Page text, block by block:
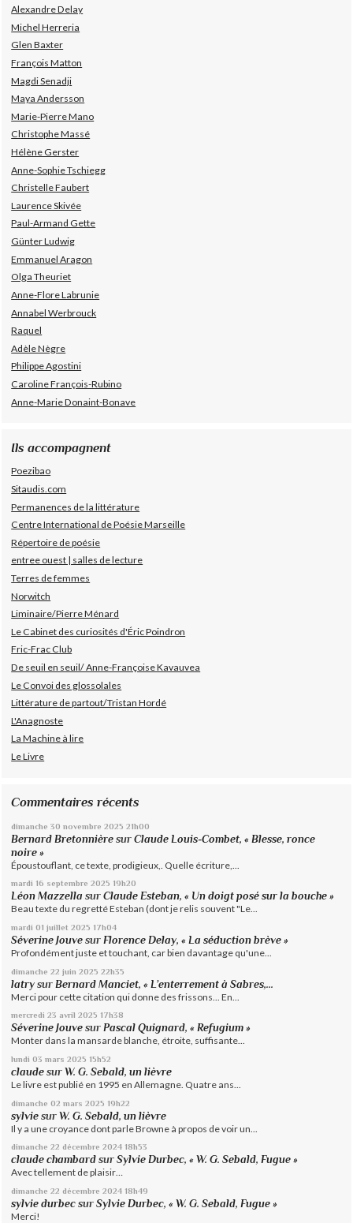
Alexandre Delay
Michel Herreria
Glen Baxter
François Matton
Magdi Senadji
Maya Andersson
Marie-Pierre Mano
Christophe Massé
Hélène Gerster
Anne-Sophie Tschiegg
Christelle Faubert
Laurence Skivée
Paul-Armand Gette
Günter Ludwig
Emmanuel Aragon
Olga Theuriet
Anne-Flore Labrunie
Annabel Werbrouck
Raquel
Adèle Nègre
Philippe Agostini
Caroline François-Rubino
Anne-Marie Donaint-Bonave
Ils accompagnent
Poezibao
Sitaudis.com
Permanences de la littérature
Centre International de Poésie Marseille
Répertoire de poésie
entree ouest | salles de lecture
Terres de femmes
Norwitch
Liminaire/Pierre Ménard
Le Cabinet des curiosités d'Éric Poindron
Fric-Frac Club
De seuil en seuil/ Anne-Françoise Kavauvea
Le Convoi des glossolales
Littérature de partout/Tristan Hordé
L'Anagnoste
La Machine à lire
Le Livre
Commentaires récents
dimanche 30 novembre 2025 21h00
Bernard Bretonnière surClaude Louis-Combet, « Blesse, ronce
noire »
Époustouflant, ce texte, prodigieux,. Quelle écriture,...
mardi 16 septembre 2025 19h20
Léon Mazzella surClaude Esteban, « Un doigt posé sur la bouche »
Beau texte du regretté Esteban (dont je relis souvent "Le...
mardi 01 juillet 2025 17h04
Séverine Jouve surFlorence Delay, « La séduction brève »
Profondément juste et touchant, car bien davantage qu'une...
dimanche 22 juin 2025 22h35
latry surBernard Manciet, « L’enterrement à Sabres,...
Merci pour cette citation qui donne des frissons... En...
mercredi 23 avril 2025 17h38
Séverine Jouve surPascal Quignard, « Refugium »
Monter dans la mansarde blanche, étroite, suffisante...
lundi 03 mars 2025 15h52
claude surW. G. Sebald, un lièvre
Le livre est publié en 1995 en Allemagne. Quatre ans...
dimanche 02 mars 2025 19h22
sylvie surW. G. Sebald, un lièvre
Il y a une croyance dont parle Browne à propos de voir un...
dimanche 22 décembre 2024 18h53
claude chambard surSylvie Durbec, « W. G. Sebald, Fugue »
Avec tellement de plaisir…
dimanche 22 décembre 2024 18h49
sylvie durbec surSylvie Durbec, « W. G. Sebald, Fugue »
Merci!